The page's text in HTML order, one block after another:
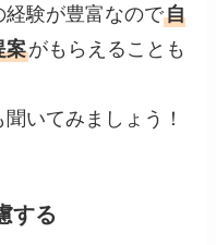
経験が豊富なので自
案がもらえることも
いてみましょう！
する